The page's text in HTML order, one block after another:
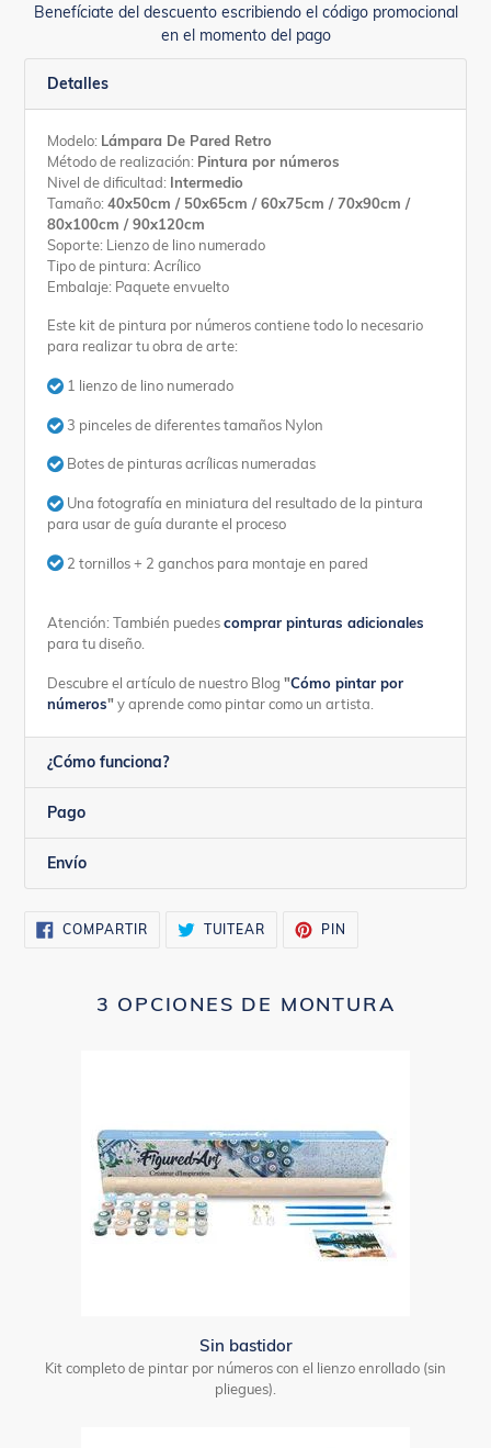
Benefíciate del descuento escribiendo el código promocional
en el momento del pago
Detalles
Modelo: Lámpara De Pared Retro
Método de realización: Pintura por números
Nivel de dificultad: Intermedio
Tamaño: 40x50cm / 50x65cm / 60x75cm / 70x90cm /
80x100cm / 90x120cm
Soporte: Lienzo de lino numerado
Tipo de pintura: Acrílico
Embalaje: Paquete envuelto
Este kit de pintura por números contiene todo lo necesario
para realizar tu obra de arte:
1 lienzo de lino numerado
3 pinceles de diferentes tamaños Nylon
Botes de pinturas acrílicas numeradas
Una fotografía en miniatura del resultado de la pintura
para usar de guía durante el proceso
2 tornillos + 2 ganchos para montaje en pared
Atención: También puedescomprar pinturas adicionales
para tu diseño.
Descubre el artículo de nuestro Blog "Cómo pintar por
números"y aprende como pintar como un artista.
¿Cómo funciona?
Pago
Envío
COMPARTIRCOMPARTIR
EN
TUITEAR TUITEARPIN
3 OPCIONES DE MONTURA
Sin bastidor
Kit completo de pintar por números con el lienzo enrollado (sin
pliegues).